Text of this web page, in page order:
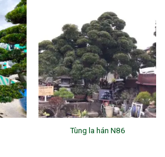
Tùng la hán N86